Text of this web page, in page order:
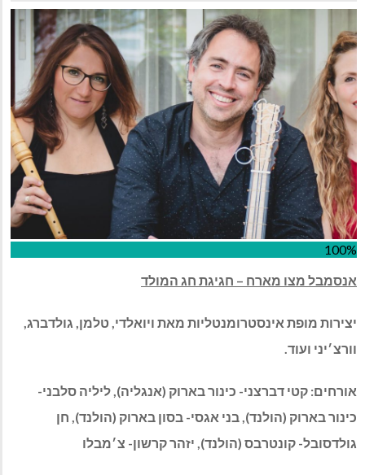
100%
אנסמבל מצו מארח – חגיגת חג המולד
יצירות מופת אינסטרומנטליות מאת ויואלדי, טלמן, גולדברג,
וורצ׳יני ועוד.
אורחים: קטי דברצני- כינור בארוק (אנגליה), ליליה סלבני-
כינור בארוק (הולנד), בני אגסי- בסון בארוק (הולנד), חן
גולדסובל- קונטרבס (הולנד), יזהר קרשון- צ׳מבלו